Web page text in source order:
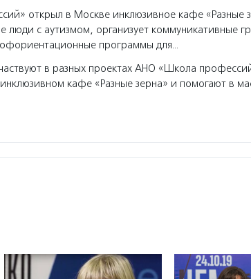
открыл в Москве инклюзивное кафе «Разные
люди с аутизмом, организует коммуникативные
программы для…
в разных проектах АНО «Школа
кафе «Разные зерна» и помогают в